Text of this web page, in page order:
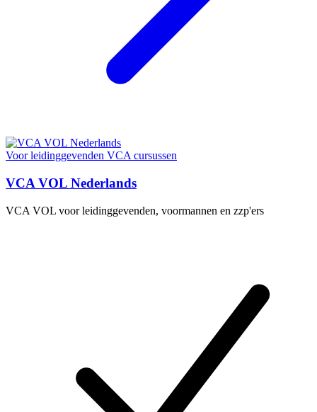
Voor leidinggevenden VCA cursussen
VCA VOL Nederlands
VCA VOL voor leidinggevenden, voormannen en zzp'ers